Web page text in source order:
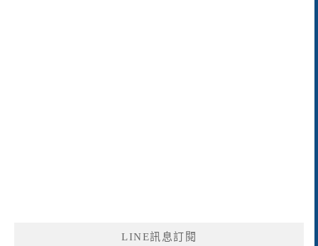
LINE訊息訂閱